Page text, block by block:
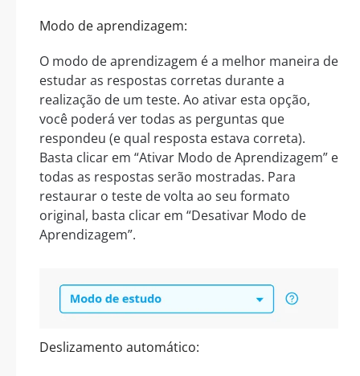
Modo de aprendizagem:
O modo de aprendizagem é a melhor maneira de
estudar as respostas corretas durante a
realização de um teste. Ao ativar esta opção,
você poderá ver todas as perguntas que
respondeu (e qual resposta estava correta).
Basta clicar em “Ativar Modo de Aprendizagem” e
todas as respostas serão mostradas. Para
restaurar o teste de volta ao seu formato
original, basta clicar em “Desativar Modo de
Aprendizagem”.
Deslizamento automático: